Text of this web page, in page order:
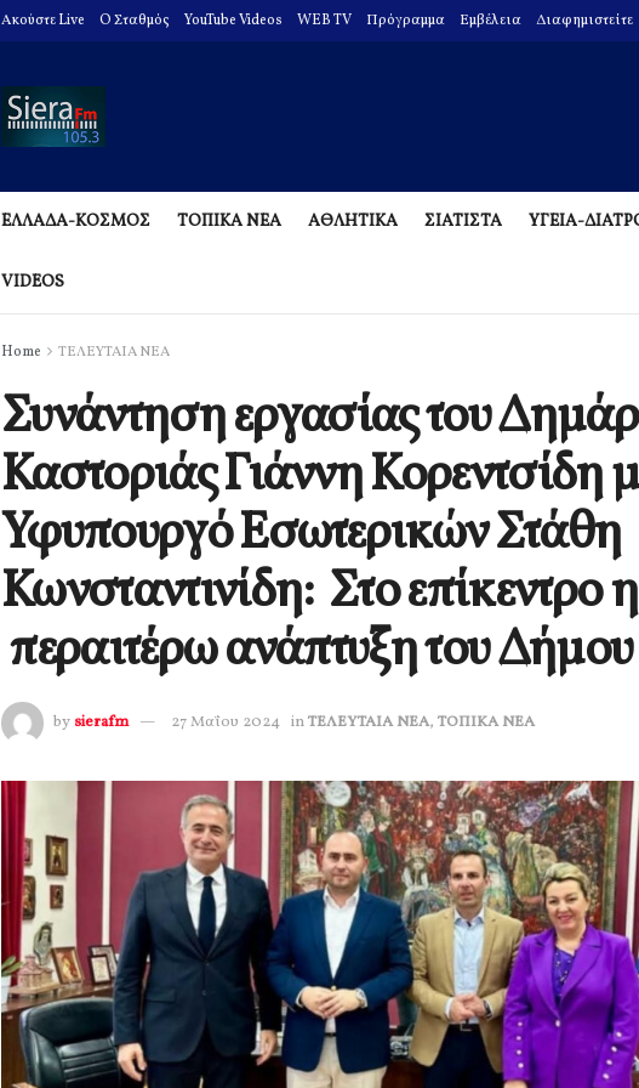
Ακούστε Live O Σταθμός YouTube Videos WEB TV Πρόγραμμα Εμβέλεια Διαφημιστείτε
ΕΛΛΑΔΑ-ΚΟΣΜΟΣ ΤΟΠΙΚΑ ΝΕΑ ΑΘΛΗΤΙΚΑ ΣΙΑΤΙΣΤΑ ΥΓΕΙΑ-
VIDEOS
Home ΤΕΛΕΥΤΑΙΑ ΝΕΑ
Συνάντηση εργασίας του
Καστοριάς Γιάννη Κορεντσίδη
Υφυπουργό Εσωτερικών Στάθη
Κωνσταντινίδη: Στο επίκεντρο η
περαιτέρω ανάπτυξη του Δήμου
by sierafm 27 Μαΐου 2024 inΤΕΛΕΥΤΑΙΑ ΝΕΑ, ΤΟΠΙΚΑ ΝΕΑ